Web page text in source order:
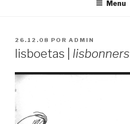
Menu
PUBLICADO
EM
26.12.08 POR ADMIN
lisboetas | lisbonners